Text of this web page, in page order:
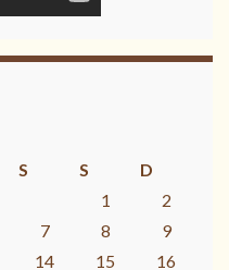
S S
D
1
2
7 8
9
14 15
16